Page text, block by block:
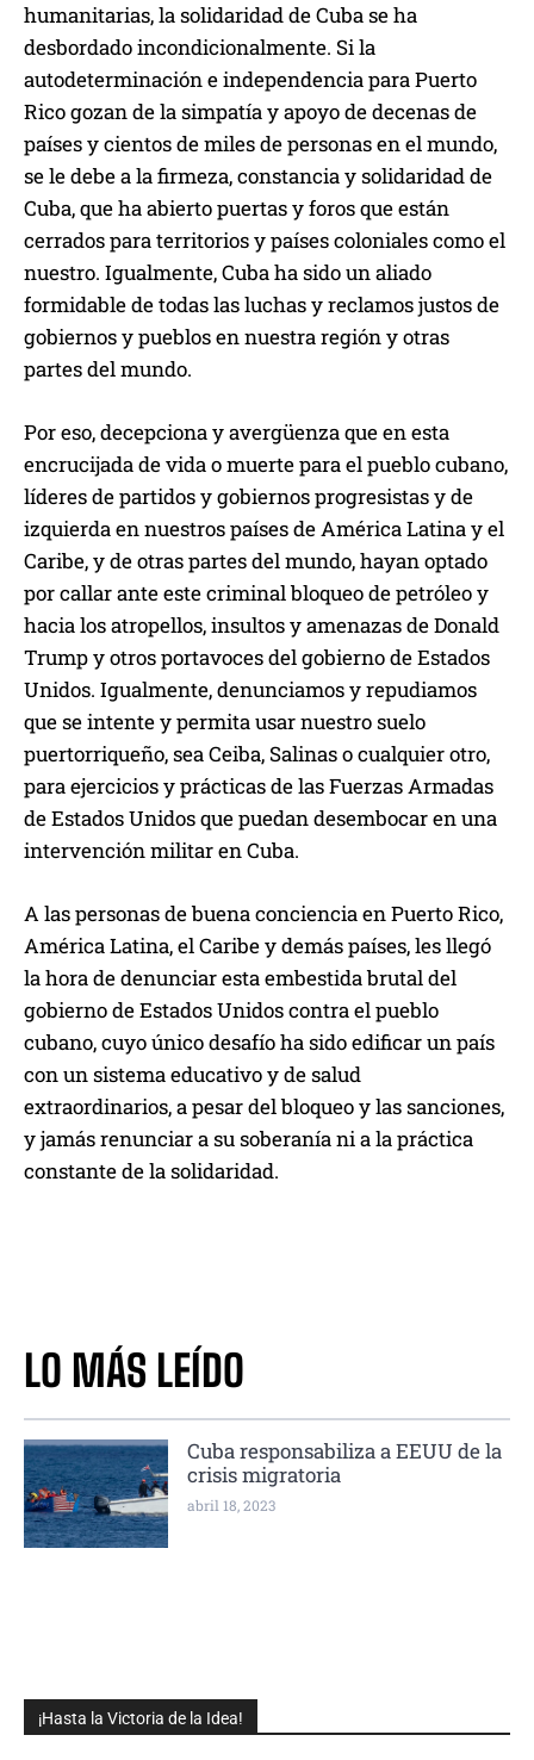
¡Hasta la Victoria de la Idea!
humanitarias, la solidaridad de Cuba se ha
desbordado incondicionalmente. Si la
autodeterminación e independencia para Puerto
Rico gozan de la simpatía y apoyo de decenas de
países y cientos de miles de personas en el mundo,
se le debe a la firmeza, constancia y solidaridad de
Cuba, que ha abierto puertas y foros que están
cerrados para territorios y países coloniales como el
nuestro. Igualmente, Cuba ha sido un aliado
formidable de todas las luchas y reclamos justos de
gobiernos y pueblos en nuestra región y otras
partes del mundo.
Por eso, decepciona y avergüenza que en esta
encrucijada de vida o muerte para el pueblo cubano,
líderes de partidos y gobiernos progresistas y de
izquierda en nuestros países de América Latina y el
Caribe, y de otras partes del mundo, hayan optado
por callar ante este criminal bloqueo de petróleo y
hacia los atropellos, insultos y amenazas de Donald
Trump y otros portavoces del gobierno de Estados
Unidos. Igualmente, denunciamos y repudiamos
que se intente y permita usar nuestro suelo
puertorriqueño, sea Ceiba, Salinas o cualquier otro,
para ejercicios y prácticas de las Fuerzas Armadas
de Estados Unidos que puedan desembocar en una
intervención militar en Cuba.
A las personas de buena conciencia en Puerto Rico,
América Latina, el Caribe y demás países, les llegó
la hora de denunciar esta embestida brutal del
gobierno de Estados Unidos contra el pueblo
cubano, cuyo único desafío ha sido edificar un país
con un sistema educativo y de salud
extraordinarios, a pesar del bloqueo y las sanciones,
y jamás renunciar a su soberanía ni a la práctica
constante de la solidaridad.
LO MÁS LEÍDO
Cuba responsabiliza a EEUU de la
crisis migratoria
abril 18, 2023